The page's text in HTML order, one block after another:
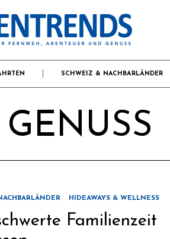
SCHWEIZ & NACHBARLÄNDER
GENUSS
HIDEAWAYS & WELLNESS
Familienzeit